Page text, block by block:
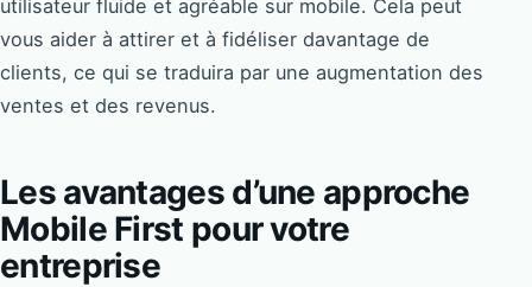
utilisateur fluide et agréable sur mobile. Cela peut
vous aider à attirer et à fidéliser davantage de
clients, ce qui se traduira par une augmentation des
ventes et des revenus.
Les avantages d’une approche
Mobile First pour votre
entreprise